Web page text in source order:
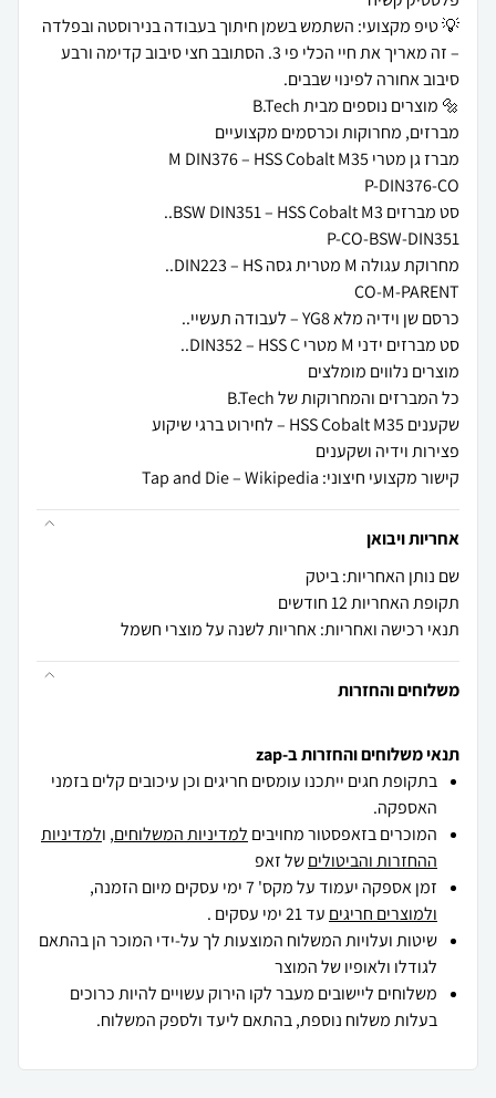
💡 טיפ מקצועי: השתמש בשמן חיתוך בעבודה בנירוסטה ובפלדה
– זה מאריך את חיי הכלי פי 3. הסתובב חצי סיבוב קדימה ורבע
קישור מקצועי חיצוני: Tap and Die – Wikipedia
אחריות ויבואן
שם נותן האחריות: ביטק
תקופת האחריות 12 חודשים
תנאי רכישה ואחריות: אחריות לשנה על מוצרי חשמל
משלוחים והחזרות
תנאי משלוחים והחזרות ב-zap
בתקופת חגים ייתכנו עומסים חריגים וכן עיכובים קלים בזמני
האספקה.
המוכרים בזאפסטור מחויבים למדיניות המשלוחים, ולמדיניות
ההחזרות והביטוליםשל זאפ
זמן אספקה יעמוד על מקס' 7 ימי עסקים מיום הזמנה,
ולמוצרים חריגים עד 21 ימי עסקים .
שיטות ועלויות המשלוח המוצעות לך על-ידי המוכר הן בהתאם
לגודלו ולאופיו של המוצר
משלוחים ליישובים מעבר לקו הירוק עשויים להיות כרוכים
בעלות משלוח נוספת, בהתאם ליעד ולספק המשלוח.